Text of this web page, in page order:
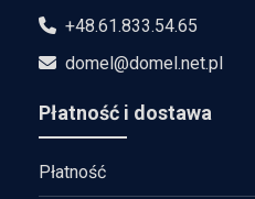
+48.61.833.54.65
domel@domel.net.pl
Płatność i dostawa
Płatność